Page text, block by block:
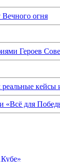
огня
Героев
«Всё для